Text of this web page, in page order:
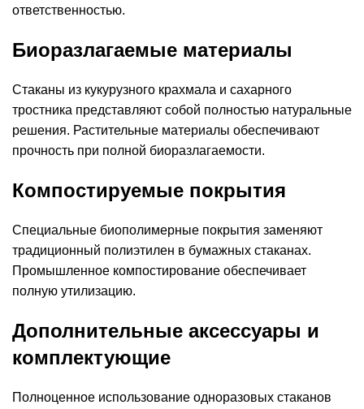
ответственностью.
Биоразлагаемые материалы
Стаканы из кукурузного крахмала и сахарного
тростника представляют собой полностью натуральные
решения. Растительные материалы обеспечивают
прочность при полной биоразлагаемости.
Компостируемые покрытия
Специальные биополимерные покрытия заменяют
традиционный полиэтилен в бумажных стаканах.
Промышленное компостирование обеспечивает
полную утилизацию.
Дополнительные аксессуары и
комплектующие
Полноценное использование одноразовых стаканов